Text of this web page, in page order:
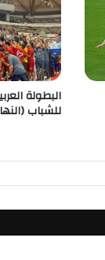
البطولة
للشباب